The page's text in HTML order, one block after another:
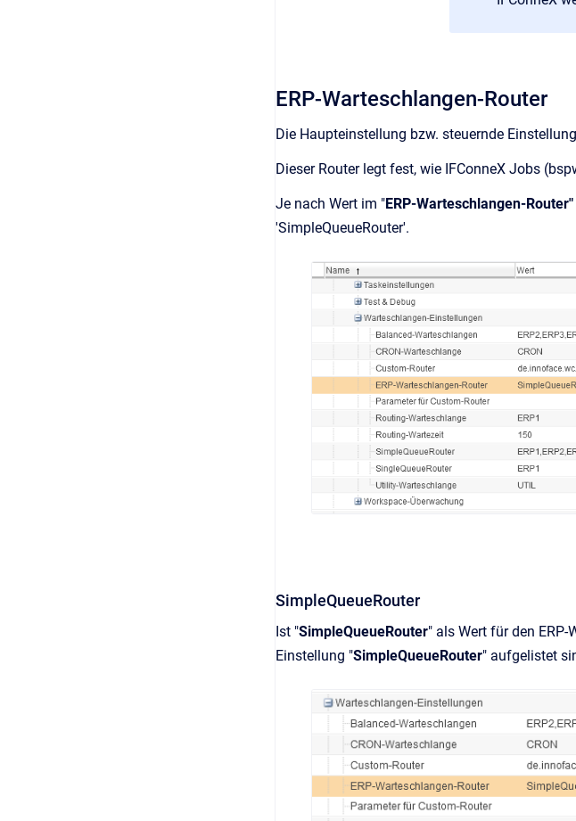
ERP-Warteschlangen-Router
Die Haupteinstellung bzw. steuernde
Dieser Router legt fest, wie IFConneX Jobs
Je nach Wert im "ERP-Warteschlangen-Router"
'SimpleQueueRouter'.
SimpleQueueRouter
Ist "SimpleQueueRouter" als Wert für den
Einstellung "SimpleQueueRouter" aufgelistet